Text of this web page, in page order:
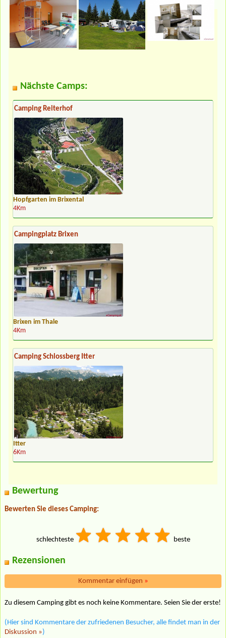
Nächste Camps:
Camping Reiterhof
Hopfgarten im Brixental
4Km
Campingplatz Brixen
Brixen im Thale
4Km
Camping Schlossberg Itter
Itter
6Km
Bewertung
Bewerten Sie dieses Camping:
schlechteste beste
Rezensionen
Kommentar einfügen »
Zu diesem Camping gibt es noch keine Kommentare. Seien Sie der erste!
(Hier sind Kommentare der zufriedenen Besucher, alle findet man in der
Diskussion »)